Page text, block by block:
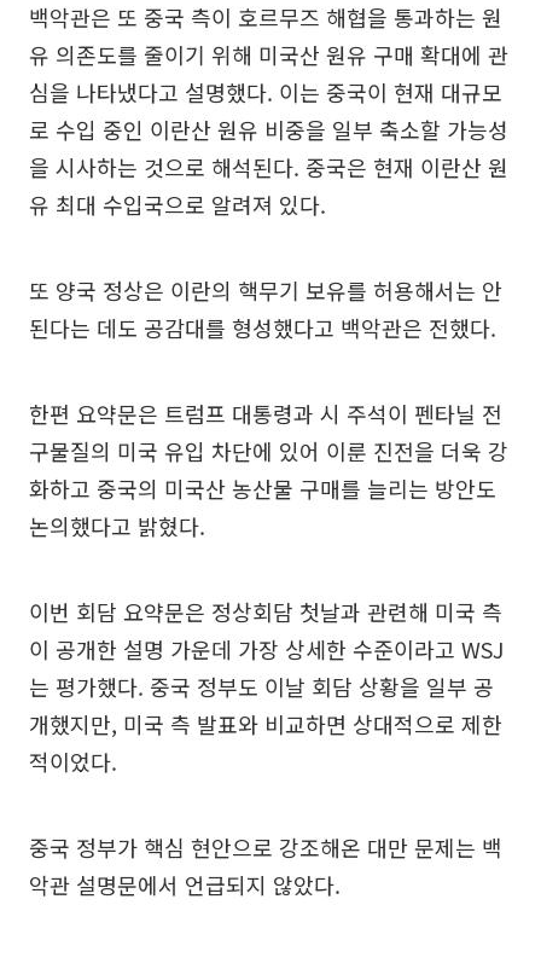
백악관은 또 중국 측이 호르무즈 해협을 통과하는 원
유 의존도를 줄이기 위해 미국산 원유 구매 확대에 관
심을 나타냈다고 설명했다. 이는 중국이 현재 대규모
로 수입 중인 이란산 원유 비중을 일부 축소할 가능성
을 시사하는 것으로 해석된다. 중국은 현재 이란산 원
유 최대 수입국으로 알려져 있다.
또 양국 정상은 이란의 핵무기 보유를 허용해서는 안
된다는 데도 공감대를 형성했다고 백악관은 전했다.
한편 요약문은 트럼프 대통령과 시 주석이 펜타닐 전
구물질의 미국 유입 차단에 있어 이룬 진전을 더욱 강
화하고 중국의 미국산 농산물 구매를 늘리는 방안도
논의했다고 밝혔다.
이번 회담 요약문은 정상회담 첫날과 관련해 미국 측
이 공개한 설명 가운데 가장 상세한 수준이라고 WSJ
는 평가했다. 중국 정부도 이날 회담 상황을 일부 공
개했지만, 미국 측 발표와 비교하면 상대적으로 제한
적이었다.
중국 정부가 핵심 현안으로 강조해온 대만 문제는 백
악관 설명문에서 언급되지 않았다.